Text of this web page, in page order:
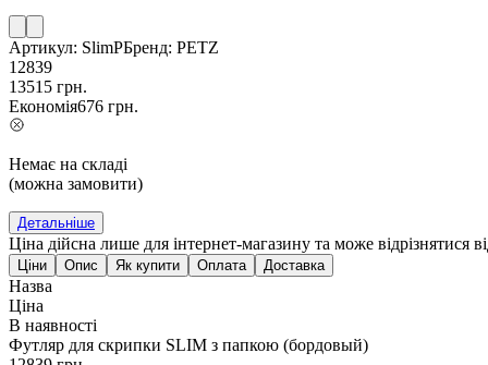
Артикул: SlimPБренд: PETZ
12839
13515 грн.
Економія676 грн.
Немає на складі
(можна замовити)
Детальніше
Ціна дійсна лише для інтернет-магазину та може відрізнятися
Ціни Опис Як купити Оплата Доставка
Назва
Ціна
В наявності
Футляр для скрипки SLIM з папкою (бордовый)